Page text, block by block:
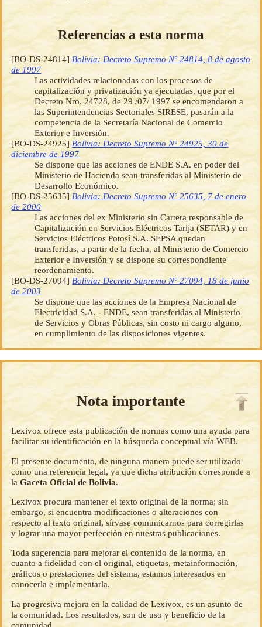
Referencias a esta norma
[BO-DS-24814] Bolivia: Decreto Supremo Nº 24814, 8 de agosto
de 1997
Las actividades relacionadas con los procesos de
capitalización y privatización ya ejecutadas, que por el
Decreto Nro. 24728, de 29 /07/ 1997 se encomendaron a
las Superintendencias Sectoriales SIRESE, pasarán a la
competencia de la Secretaría Nacional de Comercio
Exterior e Inversión.
[BO-DS-24925] Bolivia: Decreto Supremo Nº 24925, 30 de
diciembre de 1997
Se dispone que las acciones de ENDE S.A. en poder del
Ministerio de Hacienda sean transferidas al Ministerio de
Desarrollo Económico.
[BO-DS-25635] Bolivia: Decreto Supremo Nº 25635, 7 de enero
de 2000
Las acciones del ex Ministerio sin Cartera responsable de
Capitalización en Servicios Eléctricos Tarija (SETAR) y en
Servicios Eléctricos Potosí S.A. SEPSA quedan
transferidas, a partir de la fecha, al Ministerio de Comercio
Exterior e Inversión y se dispone su correspondiente
reordenamiento.
[BO-DS-27094] Bolivia: Decreto Supremo Nº 27094, 18 de junio
de 2003
Se dispone que las acciones de la Empresa Nacional de
Electricidad S.A. - ENDE, sean transferidas al Ministerio
de Servicios y Obras Públicas, sin costo ni cargo alguno,
en cumplimiento de las disposiciones vigentes.
Nota importante
Lexivox ofrece esta publicación de normas como una ayuda para
facilitar su identificación en la búsqueda conceptual vía WEB.
El presente documento, de ninguna manera puede ser utilizado
como una referencia legal, ya que dicha atribución corresponde a
laGaceta Oficial de Bolivia.
Lexivox procura mantener el texto original de la norma; sin
embargo, si encuentra modificaciones o alteraciones con
respecto al texto original, sírvase comunicarnos para corregirlas
y lograr una mayor perfección en nuestras publicaciones.
Toda sugerencia para mejorar el contenido de la norma, en
cuanto a fidelidad con el original, etiquetas, metainformación,
gráficos o prestaciones del sistema, estamos interesados en
conocerla e implementarla.
La progresiva mejora en la calidad de Lexivox, es un asunto de
la comunidad. Los resultados, son de uso y beneficio de la
comunidad.